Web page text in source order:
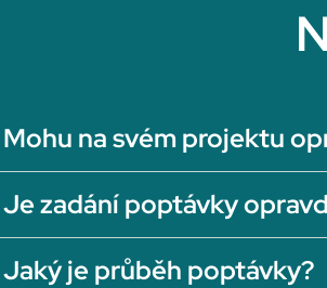
Mohu na svém projektu
Je zadání poptávky
Jaký je průběh poptávky?